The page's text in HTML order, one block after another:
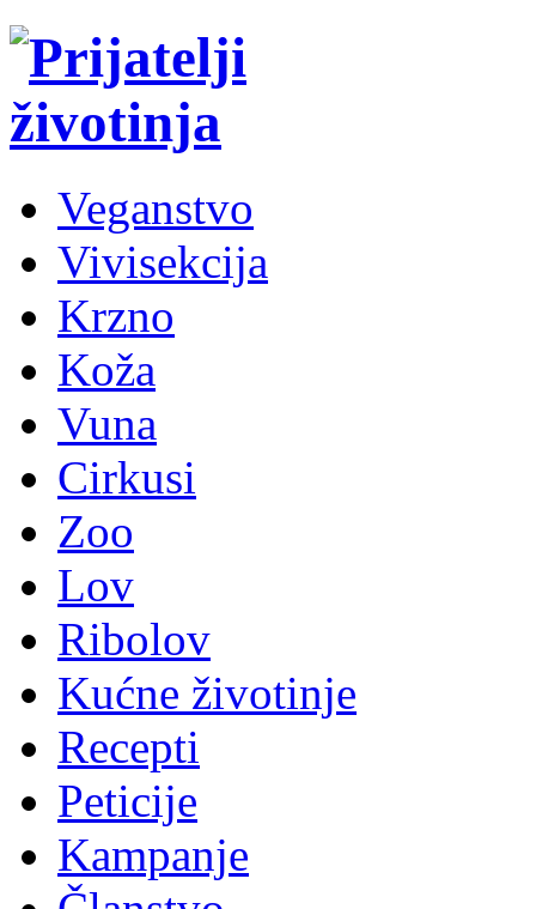
Veganstvo
Vivisekcija
Krzno
Koža
Vuna
Cirkusi
Zoo
Lov
Ribolov
Kućne životinje
Recepti
Peticije
Kampanje